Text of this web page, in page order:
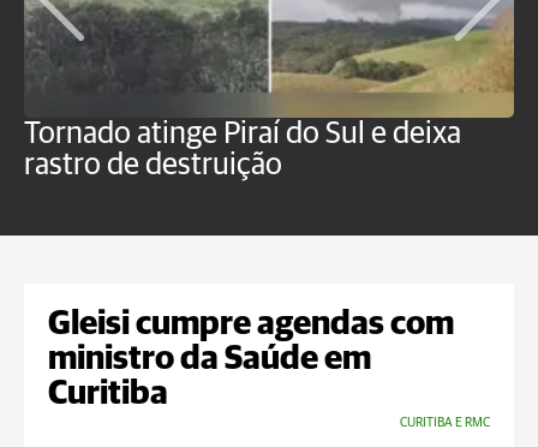
Tornado atinge Piraí do Sul e deixa
rastro de destruição
Gleisi cumpre agendas com
ministro da Saúde em
Curitiba
CURITIBA E RMC